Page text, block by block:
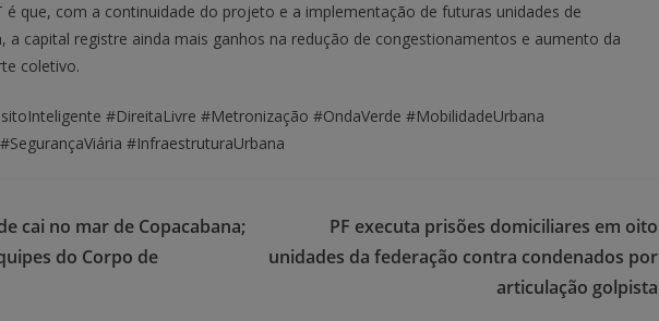
é que, com a continuidade do projeto e a implementação de futuras unidades de
a capital registre ainda mais ganhos na redução de congestionamentos e aumento da
coletivo.
#DireitaLivre #Metronização #OndaVerde #MobilidadeUrbana
#InfraestruturaUrbana
cai no mar de Copacabana;
do Corpo de
PF executa prisões domiciliares em oito
unidades da federação contra condenados por
articulação golpista